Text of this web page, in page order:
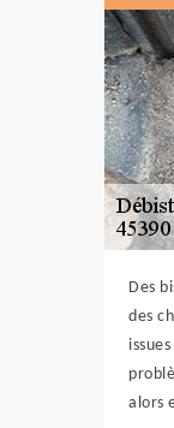
Des
des
alors